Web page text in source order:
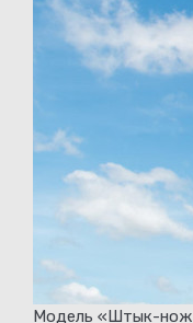
Модель «Штык-нож